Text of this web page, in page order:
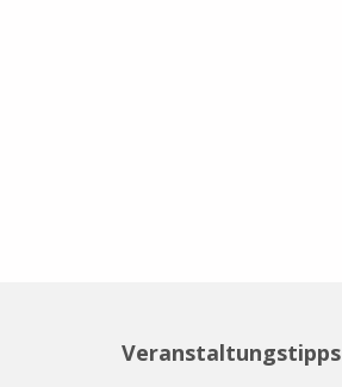
Veranstaltungstipps